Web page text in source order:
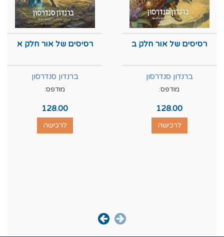
רסיסים של אור חלק ב
ברנדון סנדרסון
מודפס:
128.00
לרכישה
רסיסים של אור חלק א
ברנדון סנדרסון
מודפס:
128.00
לרכישה